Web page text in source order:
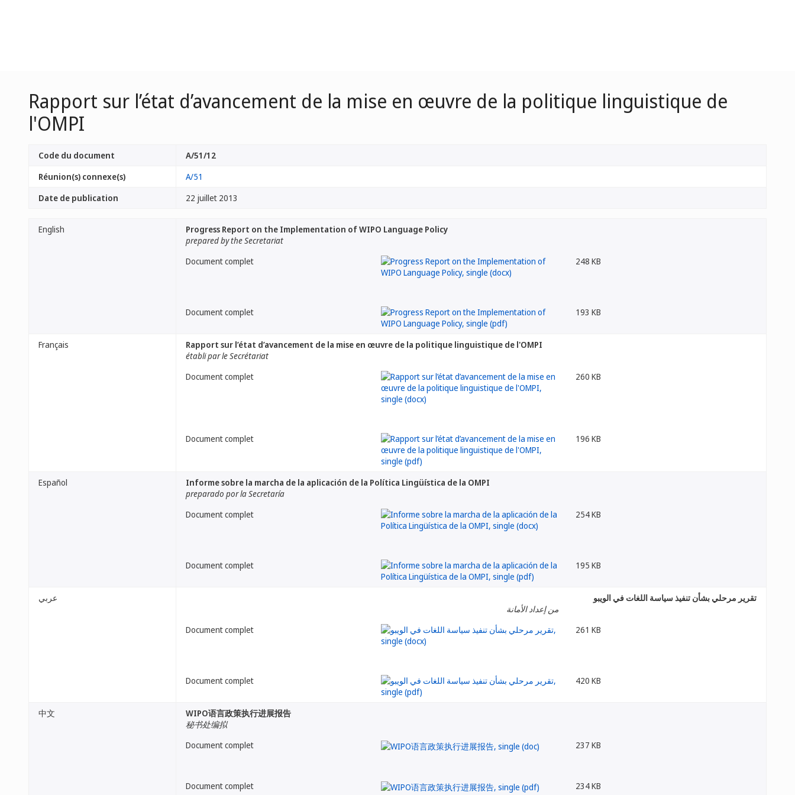
Rapport sur l’état d’avancement de la mise en œuvre de la politique linguistique de
l'OMPI
Code du document
A/51/12
Réunion(s) connexe(s)
A/51
Date de publication
22 juillet 2013
English
Progress Report on the Implementation of WIPO Language Policy
prepared by the Secretariat
Document complet
248 KB
Document complet 193 KB
Français
Rapport sur l’état d’avancement de la mise en œuvre de la politique linguistique de l'OMPI
établi par le Secrétariat
Document complet
260 KB
Document complet 196 KB
Español
Informe sobre la marcha de la aplicación de la Política Lingüística de la OMPI
preparado por la Secretaría
Document complet
254 KB
Document complet 195 KB
عربي
تقرير مرحلي بشأن تنفيذ سياسة اللغات في الويبو
من إعداد الأمانة
Document complet
261 KB
Document complet 420 KB
中文
WIPO语言政策执行进展报告
秘书处编拟
Document complet
237 KB
Document complet 234 KB